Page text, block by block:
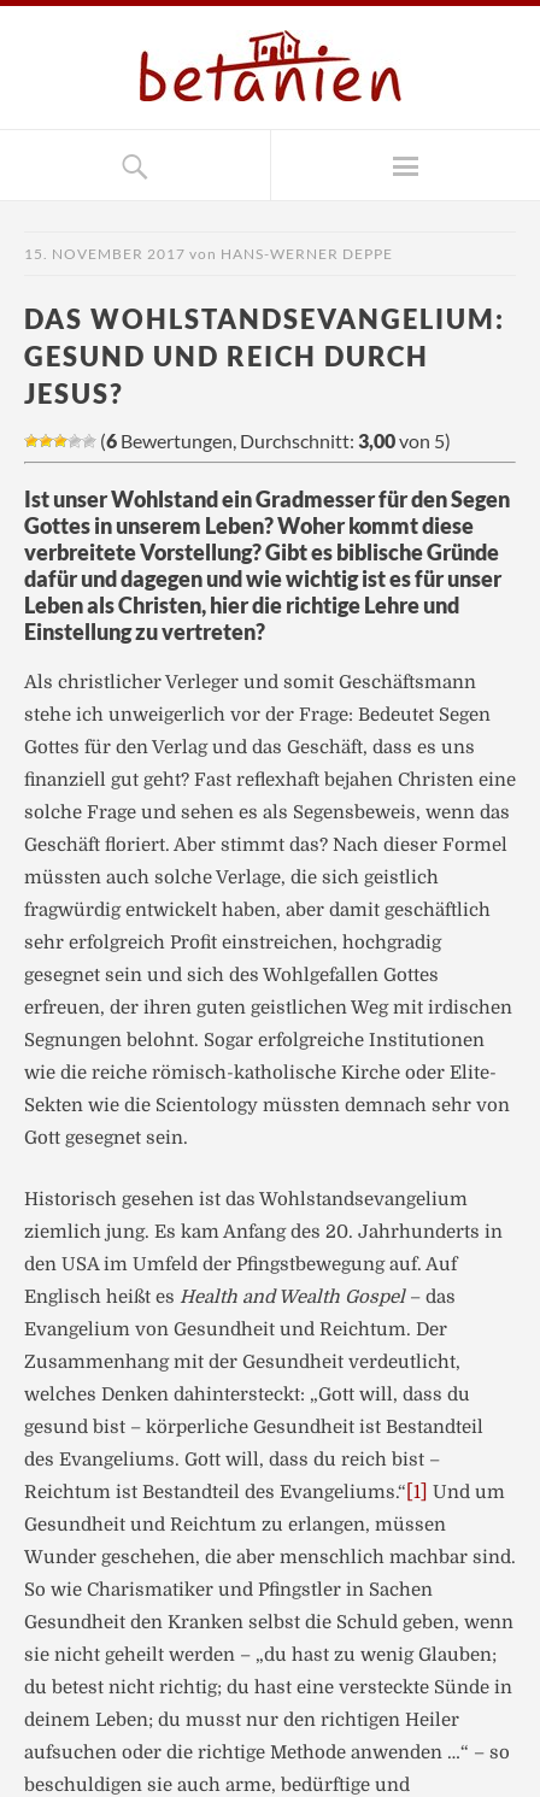
15. NOVEMBER 2017 von HANS-WERNER DEPPE
DAS WOHLSTANDSEVANGELIUM:
GESUND UND REICH DURCH
JESUS?
(6 Bewertungen, Durchschnitt: 3,00von 5)
Ist unser Wohlstand ein Gradmesser für den Segen
Gottes in unserem Leben? Woher kommt diese
verbreitete Vorstellung? Gibt es biblische Gründe
dafür und dagegen und wie wichtig ist es für unser
Leben als Christen, hier die richtige Lehre und
Einstellung zu vertreten?
Als christlicher Verleger und somit Geschäftsmann
stehe ich unweigerlich vor der Frage: Bedeutet Segen
Gottes für den Verlag und das Geschäft, dass es uns
finanziell gut geht? Fast reflexhaft bejahen Christen eine
solche Frage und sehen es als Segensbeweis, wenn das
Geschäft floriert. Aber stimmt das? Nach dieser Formel
müssten auch solche Verlage, die sich geistlich
fragwürdig entwickelt haben, aber damit geschäftlich
sehr erfolgreich Profit einstreichen, hochgradig
gesegnet sein und sich des Wohlgefallen Gottes
erfreuen, der ihren guten geistlichen Weg mit irdischen
Segnungen belohnt. Sogar erfolgreiche Institutionen
wie die reiche römisch-katholische Kirche oder Elite-
Sekten wie die Scientology müssten demnach sehr von
Gott gesegnet sein.
Historisch gesehen ist das Wohlstandsevangelium
ziemlich jung. Es kam Anfang des 20. Jahrhunderts in
den USA im Umfeld der Pfingstbewegung auf. Auf
Englisch heißt es Health and Wealth Gospel– das
Evangelium von Gesundheit und Reichtum. Der
Zusammenhang mit der Gesundheit verdeutlicht,
welches Denken dahintersteckt: „Gott will, dass du
gesund bist – körperliche Gesundheit ist Bestandteil
des Evangeliums. Gott will, dass du reich bist –
Reichtum ist Bestandteil des Evangeliums.“ [1] Und um
Gesundheit und Reichtum zu erlangen, müssen
Wunder geschehen, die aber menschlich machbar sind.
So wie Charismatiker und Pfingstler in Sachen
Gesundheit den Kranken selbst die Schuld geben, wenn
sie nicht geheilt werden – „du hast zu wenig Glauben;
du betest nicht richtig; du hast eine versteckte Sünde in
deinem Leben; du musst nur den richtigen Heiler
aufsuchen oder die richtige Methode anwenden …“ – so
beschuldigen sie auch arme, bedürftige und